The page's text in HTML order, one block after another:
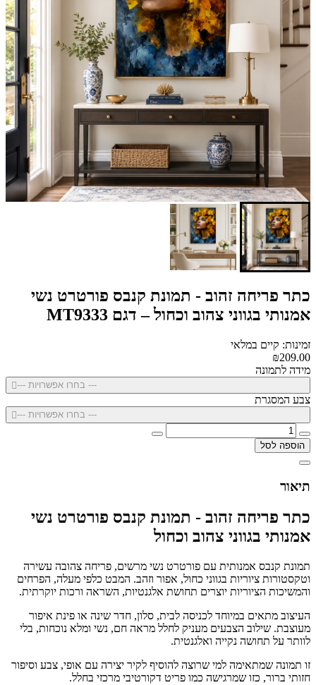
כתר פריחה זהוב - תמונת קנבס פורטרט נשי
אמנותי בגווני צהוב וכחול – דגם MT9333
זמינות: קיים במלאי
₪209.00
מידה לתמונה
--- בחרו אפשרויות ---
צבע המסגרת
--- בחרו אפשרויות ---
הוספה לסל
תיאור
כתר פריחה זהוב - תמונת קנבס פורטרט נשי
אמנותי בגווני צהוב וכחול
תמונת קנבס אמנותית עם פורטרט נשי מרשים, פריחה צהובה עשירה
וטקסטורות ציוריות בגווני כחול, אפור וזהב. המבט כלפי מעלה, הפרחים
והמשיכות הציוריות יוצרים תחושת אלגנטיות, השראה ורכות יוקרתית.
העיצוב מתאים במיוחד לכניסה לבית, סלון, חדר שינה או פינת איפור
מעוצבת. שילוב הצבעים מעניק לחלל מראה חם, נשי ומלא נוכחות, בלי
לוותר על תחושה נקייה ואלגנטית.
זו תמונה שמתאימה למי שרוצה להוסיף לקיר יצירה עם אופי, צבע וסיפור
חזותי ברור, כזו שמרגישה כמו פריט דקורטיבי מרכזי בחלל.